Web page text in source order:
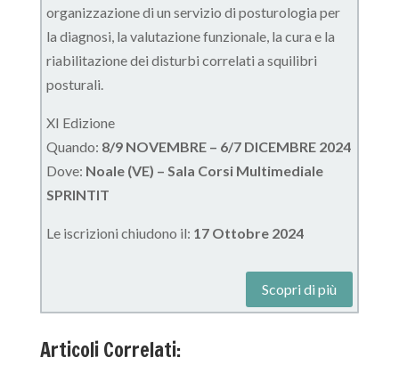
organizzazione di un servizio di posturologia per
la diagnosi, la valutazione funzionale, la cura e la
riabilitazione dei disturbi correlati a squilibri
posturali.
XI Edizione
Quando: 8/9 NOVEMBRE – 6/7 DICEMBRE 2024
Dove: Noale (VE) – Sala Corsi Multimediale
SPRINTIT
Le iscrizioni chiudono il: 17 Ottobre 2024
Scopri di più
Articoli Correlati: